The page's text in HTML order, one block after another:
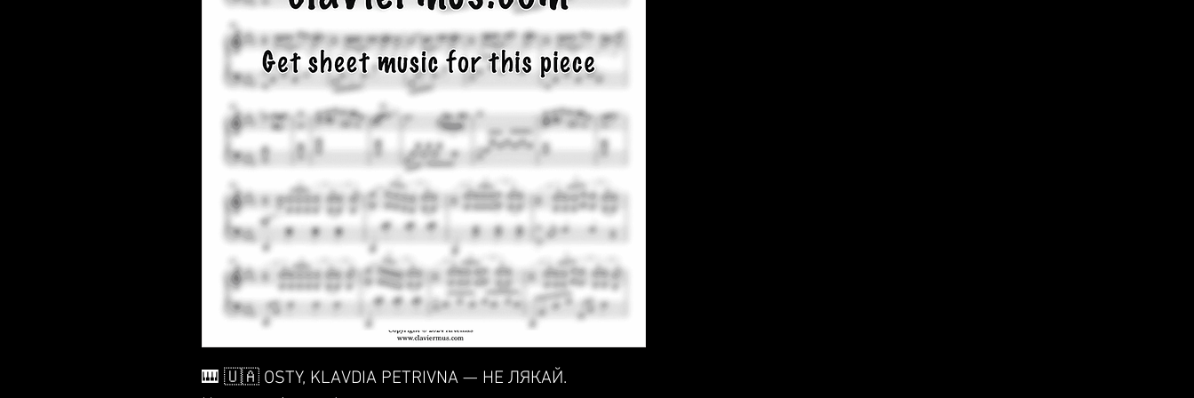
🎹 🇺🇦 OSTY, KLAVDIA PETRIVNA — НЕ ЛЯКАЙ.